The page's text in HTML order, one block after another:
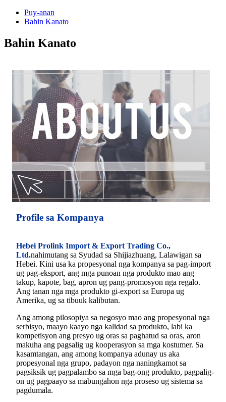
Puy-anan
Bahin Kanato
Bahin Kanato
Profile sa Kompanya
Hebei Prolink Import & Export Trading Co.,
Ltd.nahimutang sa Syudad sa Shijiazhuang, Lalawigan sa
Hebei. Kini usa ka propesyonal nga kompanya sa pag-import
ug pag-eksport, ang mga punoan nga produkto mao ang
takup, kapote, bag, apron ug pang-promosyon nga regalo.
Ang tanan nga mga produkto gi-export sa Europa ug
Amerika, ug sa tibuuk kalibutan.
Ang among pilosopiya sa negosyo mao ang propesyonal nga
serbisyo, maayo kaayo nga kalidad sa produkto, labi ka
kompetisyon ang presyo ug oras sa paghatud sa oras, aron
makuha ang pagsalig ug kooperasyon sa mga kostumer. Sa
kasamtangan, ang among kompanya adunay us aka
propesyonal nga grupo, padayon nga naningkamot sa
pagsiksik ug pagpalambo sa mga bag-ong produkto, pagpalig-
on ug pagpaayo sa mabungahon nga proseso ug sistema sa
pagdumala.